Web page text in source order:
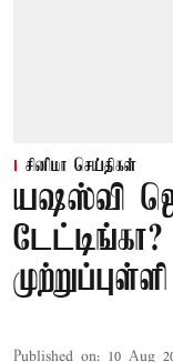
சினிமா செய்திகள்
யஷஸ்வி
Published on: 10 Aug